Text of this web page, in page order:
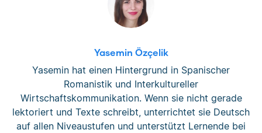
Yasemin Özçelik
Yasemin hat einen Hintergrund in Spanischer
Romanistik und Interkultureller
Wirtschaftskommunikation. Wenn sie nicht gerade
lektoriert und Texte schreibt, unterrichtet sie Deutsch
auf allen Niveaustufen und unterstützt Lernende bei